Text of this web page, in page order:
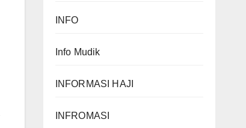
INFO
Info Mudik
INFORMASI HAJI
INFROMASI